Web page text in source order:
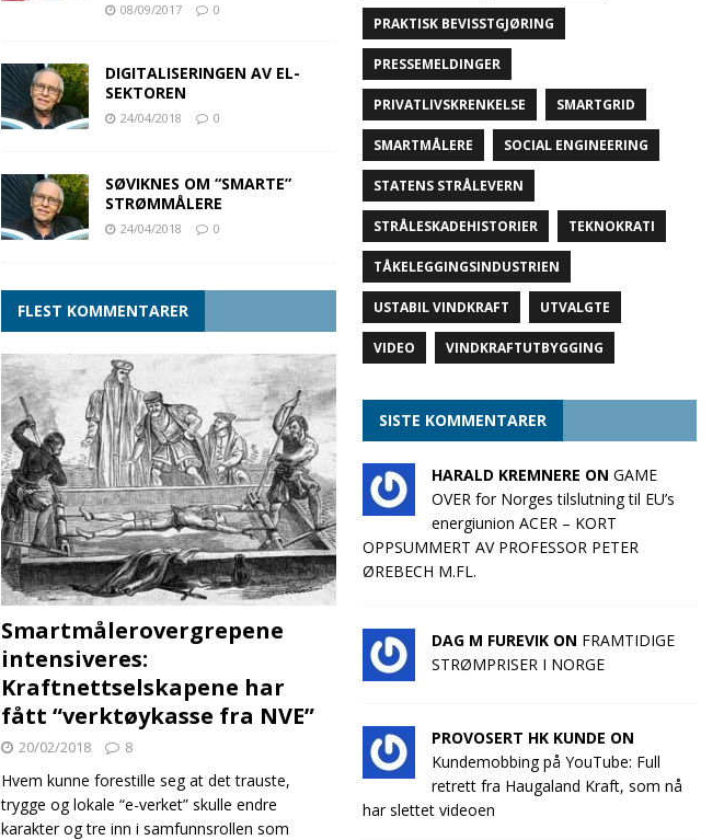
08/09/2017 0
DIGITALISERINGEN AV EL-
SEKTOREN
24/04/2018 0
SØVIKNES OM “SMARTE”
STRØMMÅLERE
24/04/2018 0
FLEST KOMMENTARER
Smartmålerovergrepene
intensiveres:
Kraftnettselskapene har
fått “verktøykasse fra NVE”
20/02/2018 8
Hvem kunne forestille seg at det trauste,
trygge og lokale “e-verket” skulle endre
karakter og tre inn i samfunnsrollen som
PRAKTISK BEVISSTGJØRING
PRESSEMELDINGER
PRIVATLIVSKRENKELSE SMARTGRID
SMARTMÅLERE SOCIAL ENGINEERING
STATENS STRÅLEVERN
STRÅLESKADEHISTORIER TEKNOKRATI
TÅKELEGGINGSINDUSTRIEN
USTABIL VINDKRAFT UTVALGTE
VIDEO VINDKRAFTUTBYGGING
SISTE KOMMENTARER
HARALD KREMNERE ON GAME
OVER for Norges tilslutning til EU’s
energiunion ACER – KORT
OPPSUMMERT AV PROFESSOR PETER
ØREBECH M.FL.
DAG M FUREVIK ON FRAMTIDIGE
STRØMPRISER I NORGE
PROVOSERT HK KUNDE ON
Kundemobbing på YouTube: Full
retrett fra Haugaland Kraft, som nå
har slettet videoen